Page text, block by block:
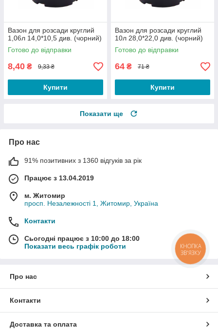
Вазон для розсади круглий
1,06л 14,0*10,5 див. (чорний)
Готово до відправки
8,40 ₴ 9,33 ₴
Купити
Вазон для розсади круглий
10л 28,0*22,0 див. (чорний)
Готово до відправки
64 ₴ 71 ₴
Купити
Показати ще
Про нас
91% позитивних з 1360 відгуків за рік
Працює з 13.04.2019
м. Житомир
просп. Незалежності 1, Житомир, Україна
Контакти
Сьогодні працює з 10:00 до 18:00
Показати весь графік роботи
Про нас
Контакти
Доставка та оплата
КНОПКА
ЗВ'ЯЗКУ